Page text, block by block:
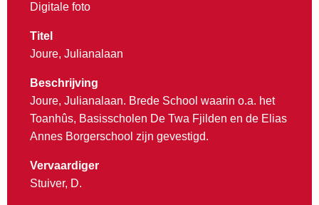
Digitale foto
Titel
Joure, Julianalaan
Beschrijving
Joure, Julianalaan. Brede School waarin o.a. het
Toanhûs, Basisscholen De Twa Fjilden en de Elias
Annes Borgerschool zijn gevestigd.
Vervaardiger
Stuiver, D.